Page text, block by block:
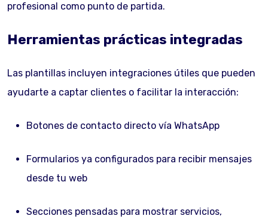
profesional como punto de partida.
Herramientas prácticas integradas
Las plantillas incluyen integraciones útiles que pueden
ayudarte a captar clientes o facilitar la interacción:
Botones de contacto directo vía WhatsApp
Formularios ya configurados para recibir mensajes
desde tu web
Secciones pensadas para mostrar servicios,